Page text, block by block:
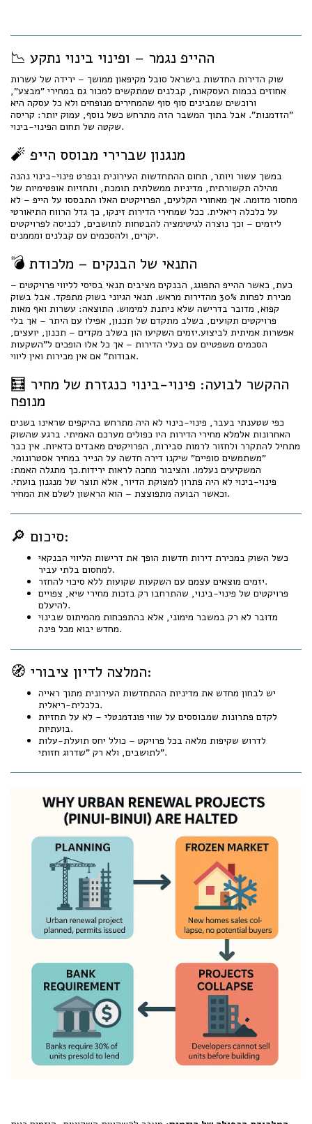
📉 ההייפ נגמר – ופינוי בינוי נתקע
שוק הדירות החדשות בישראל סובל מקיפאון ממושך – ירידה של עשרות
אחוזים בכמות העסקאות, קבלנים שמתקשים למכור גם במחירי "מבצע",
ורוכשים שמבינים סוף סוף שהמחירים מנופחים ולא כל עסקה היא
"הזדמנות". אבל בתוך המשבר הזה מתרחש כשל נוסף, עמוק יותר: קריסה
שקטה של תחום הפינוי-בינוי.
🧨 מנגנון שברירי מבוסס הייפ
במשך עשור ויותר, תחום ההתחדשות העירונית ובפרט פינוי-בינוי נהנה
מהילה תקשורתית, מדיניות ממשלתית תומכת, ותחזיות אופטימיות של
מחסור מדומה. אך מאחורי הקלעים, הפרויקטים האלו התבססו על הייפ – לא
על כלכלה ריאלית. ככל שמחירי הדירות זינקו, כך גדל הרווח התיאורטי
ליזמים – וכך נוצרה לגיטימציה להבטחות לתושבים, לכניסה לפרויקטים
יקרים, ולהסכמים עם קבלנים ומממנים.
💣 התנאי של הבנקים – מלכודת
כעת, כאשר ההייפ התפוגג, הבנקים מציבים תנאי בסיסי לליווי פרויקטים –
מכירת לפחות 30% מהדירות מראש. תנאי הגיוני בשוק מתפקד. אבל בשוק
קפוא, מדובר בדרישה שלא ניתנת למימוש. התוצאה: עשרות ואף מאות
פרויקטים תקועים, בשלב מתקדם של תכנון, אפילו עם היתר – אך בלי
אפשרות אמיתית לביצוע.יזמים השקיעו הון בשלב מקדים – תכנון, יועצים,
הסכמים משפטיים עם בעלי הדירות – אך כל אלו הופכים ל"השקעות
אבודות" אם אין מכירות ואין ליווי.
🧮 ההקשר לבועה: פינוי-בינוי כנגזרת של מחיר
מנופח
כפי שטענתי בעבר, פינוי-בינוי לא היה מתרחש בהיקפים שראינו בשנים
האחרונות אלמלא מחירי הדירות היו כפולים מערכם האמיתי. ברגע שהשוק
מתחיל להתקרר ולחזור לרמות סבירות, הפרויקטים מאבדים כדאיות. אין כבר
"משתמשים סופיים" שיקנו דירה חדשה על הנייר במחיר אסטרונומי.
המשקיעים נעלמו. והציבור מחכה לראות ירידות.כך מתגלה האמת:
פינוי-בינוי לא היה פתרון למצוקת הדיור, אלא תוצר של מנגנון בועתי.
וכאשר הבועה מתפוצצת – הוא הראשון לשלם את המחיר.
🔎 סיכום:
כשל השוק במכירת דירות חדשות הופך את דרישות הליווי הבנקאי
למחסום בלתי עביר.
יזמים מוצאים עצמם עם השקעות שקועות ללא סיכוי להחזר.
פרויקטים של פינוי-בינוי, שהתרחבו רק בזכות מחירי שיא, צפויים
להיעלם.
מדובר לא רק במשבר מימוני, אלא בהתפכחות מהמיתוס שבינוי
מחדש יבוא מכל פינה.
🧭 המלצה לדיון ציבורי:
יש לבחון מחדש את מדיניות ההתחדשות העירונית מתוך ראייה
כלכלית-ריאלית.
לקדם פתרונות שמבוססים על שווי פונדמנטלי – לא על תחזיות
בועתיות.
לדרוש שקיפות מלאה בכל פרויקט – כולל יחס תועלת-עלות
לתושבים, ולא רק "שדרוג חזותי".